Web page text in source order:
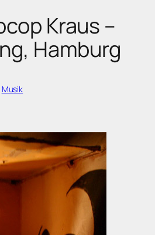
Kraus –
Hamburg
Musik